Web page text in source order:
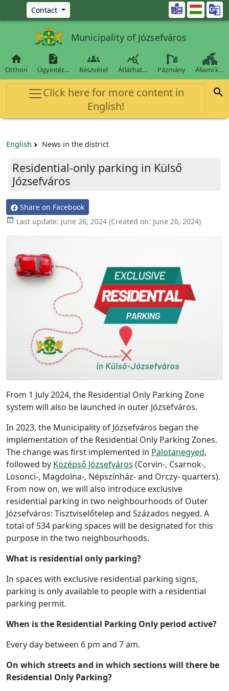
Ugrás a fő tartalomra
Contact 
Municipality of Józsefváros

Otthon

Ügyintéz…

Részvétel

Átláthat… Pázmány Állami k…
Click here for more content in
English!

English News in the district
Residential-only parking in Külső
Józsefváros
Share on Facebook
 Last update: June 26, 2024 (Created on: June 26, 2024)
From 1 July 2024, the Residential Only Parking Zone
system will also be launched in outer Józsefváros.
In 2023, the Municipality of Józsefváros began the
implementation of the Residential Only Parking Zones.
The change was first implemented in Palotanegyed,
followed by Középső Józsefváros (Corvin-, Csarnok-,
Losonci-, Magdolna-, Népszínház- and Orczy- quarters).
From now on, we will also introduce exclusive
residential parking in two neighbourhoods of Outer
Józsefváros: Tisztviselőtelep and Százados negyed. A
total of 534 parking spaces will be designated for this
purpose in the two neighbourhoods.
What is residential only parking?
In spaces with exclusive residential parking signs,
parking is only available to people with a residential
parking permit.
When is the Residential Parking Only period active?
Every day between 6 pm and 7 am.
On which streets and in which sections will there be
Residential Only Parking?